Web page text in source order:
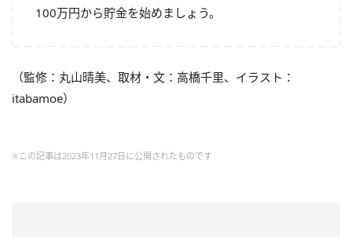
100万円から貯金を始めましょう。
（監修：丸山晴美、取材・文：高橋千里、イラスト：
itabamoe）
※この記事は2023年11月27日に公開されたものです